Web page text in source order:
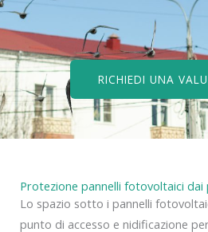
RICHIEDI UNA
Protezione pannelli fotovoltaici dai
Lo spazio sotto i pannelli
punto di accesso e nidificazione